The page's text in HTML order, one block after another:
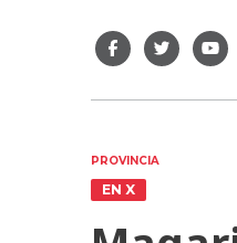
PROVINCIA
EN X